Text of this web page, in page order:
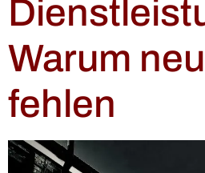
Warum
fehlen